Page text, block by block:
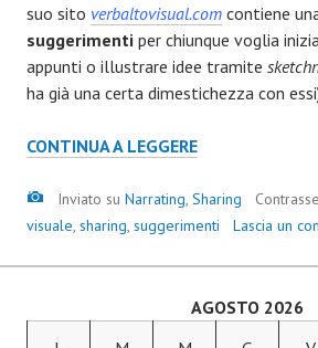
suo sito verbaltovisual.com contiene
suggerimenti per chiunque voglia
appunti o illustrare idee tramite
ha già una certa dimestichezza con
CONTINUA A LEGGERE
Inviato su Narrating, Sharing
visuale, sharing, suggerimenti Lascia un
AGOSTO 2026